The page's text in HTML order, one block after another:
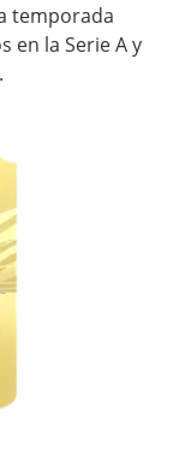
temporada
en la Serie A y